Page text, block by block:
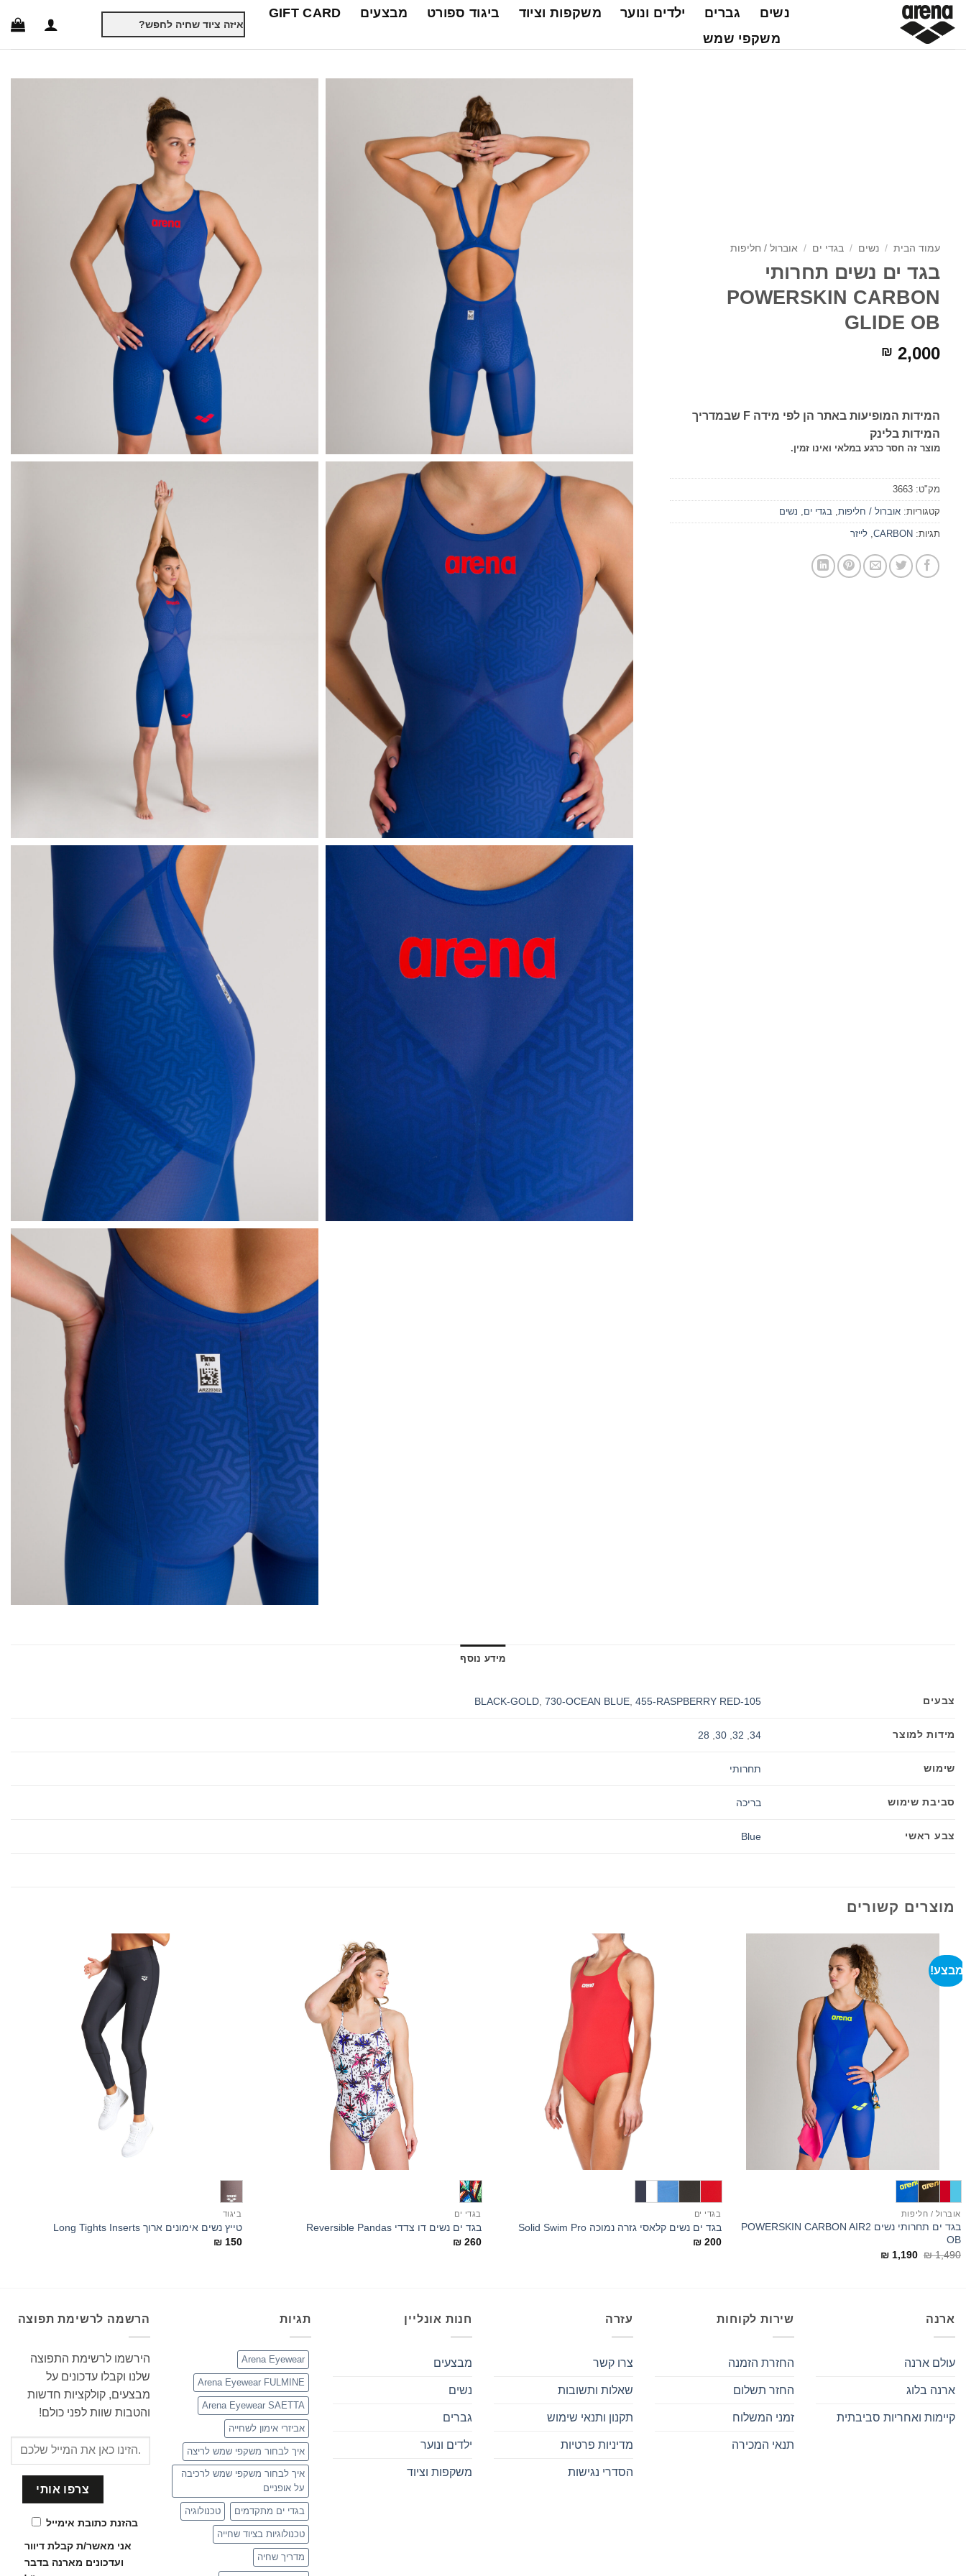
Skip
content
נשים גברים ילדים ונוער משקפות וציוד ביגוד ספורט מבצעים
GIFT CARD
משקפי שמש
עבור:
עמוד הבית / נשים / בגדי ים / אוברול / חליפות
בגד ים נשים תחרותי
POWERSKIN CARBON
GLIDE OB
₪ 2,000
המידות המופיעות באתר הן לפי מידה F שבמדריך
המידות בלינק
מוצר זה חסר כרגע במלאי ואינו זמין.
מק"ט: 3663
קטגוריות: אוברול / חליפות, בגדי ים, נשים
תגיות: CARBON
, לייזר
מידע נוסף
צבעים 105-BLACK-GOLD
, 730-OCEAN BLUE, 455-RASPBERRY RED
מידות למוצר 34
32
,
30
28
שימוש תחרותי
סביבת שימוש בריכה
צבע ראשי Blue
מוצרים קשורים
מבצע!
אוברול / חליפות
בגד ים תחרותי נשים POWERSKIN CARBON AIR2
OB
₪1,490
המחיר ₪1,190
בגדי ים
בגד ים נשים קלאסי גזרה נמוכה Solid Swim Pro
₪200
בגדי ים
בגד ים נשים דו צדדי Reversible Pandas
₪ 260
ביגוד
טייץ נשים אימונים ארוך Long Tights Inserts
₪150
ארנה
עולם ארנה
ארנה בלוג
קיימות ואחריות סביבתית
שירות לקוחות
החזרת הזמנה
החזר תשלום
זמני המשלוח
תנאי המכירה
עזרה
צרו קשר
שאלות ותשובות
תקנון ותנאי שימוש
מדיניות פרטיות
הסדרי נגישות
חנות אונליין
מבצעים
נשים
גברים
ילדים ונוער
משקפות וציוד
תגיות
Arena Eyewear
Arena Eyewear FULMINE
Arena Eyewear SAETTA
אביזרי אימון לשחייה
איך לבחור משקפי שמש לריצה
איך לבחור משקפי שמש לרכיבה
על אופניים
בגדי ים מתקדמים טכנולוגיה
טכנולוגיות בציוד שחייה
מדריך שחיה
הרשמה לרשימת תפוצה
הירשמו לרשימת התפוצה
שלנו וקבלו עדכונים על
מבצעים, קולקציות חדשות
והטבות שוות לפני כולם!
בהזנת כתובת אימייל
אני מאשר/ת קבלת דיוור
ועדכונים מארנה בדבר